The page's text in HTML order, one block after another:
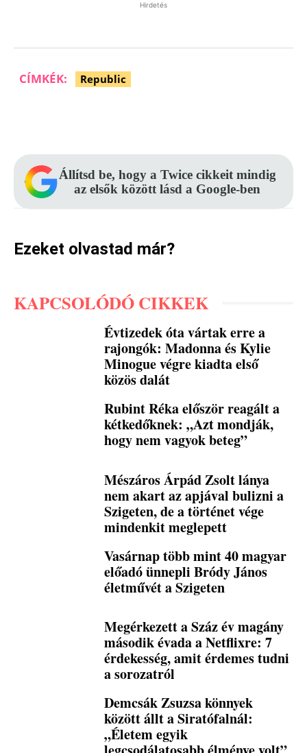
Hirdetés
CÍMKÉK: Republic
Állítsd be, hogy a Twice cikkeit mindig
az elsők között lásd a Google-ben
Ezeket olvastad már?
KAPCSOLÓDÓ CIKKEK
Évtizedek óta vártak erre a
rajongók: Madonna és Kylie
Minogue végre kiadta első
közös dalát
Rubint Réka először reagált a
kétkedőknek: „Azt mondják,
hogy nem vagyok beteg”
Mészáros Árpád Zsolt lánya
nem akart az apjával bulizni a
Szigeten, de a történet vége
mindenkit meglepett
Vasárnap több mint 40 magyar
előadó ünnepli Bródy János
életművét a Szigeten
Megérkezett a Száz év magány
második évada a Netflixre: 7
érdekesség, amit érdemes tudni
a sorozatról
Demcsák Zsuzsa könnyek
között állt a Siratófalnál:
„Életem egyik